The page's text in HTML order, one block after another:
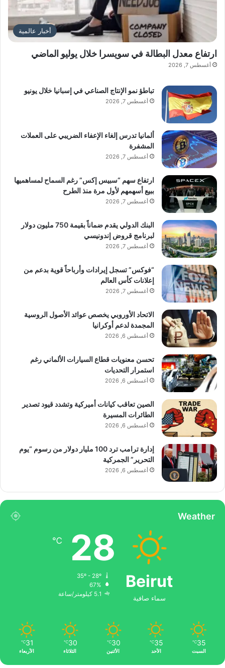
أخبار عالمية
ارتفاع معدل البطالة في سويسرا خلال يوليو الماضي
أغسطس 7, 2026
تباطؤ نمو الإنتاج الصناعي في إسبانيا خلال يونيو
أغسطس 7, 2026
ألمانيا تدرس إلغاء الإعفاء الضريبي على العملات
المشفرة
أغسطس 7, 2026
ارتفاع سهم “سبيس إكس” رغم السماح لمساهميها
ببيع أسهمهم لأول مرة منذ الطرح
أغسطس 7, 2026
البنك الدولي يقدم ضماناً بقيمة 750 مليون دولار
لبرنامج قروض إندونيسي
أغسطس 7, 2026
“فوكس” تسجل إيرادات وأرباحاً قوية بدعم من
إعلانات كأس العالم
أغسطس 7, 2026
الاتحاد الأوروبي يخصص عوائد الأصول الروسية
المجمدة لدعم أوكرانيا
أغسطس 6, 2026
تحسن معنويات قطاع السيارات الألماني رغم
استمرار التحديات
أغسطس 6, 2026
الصين تعاقب كيانات أميركية وتشدد قيود تصدير
الطائرات المسيرة
أغسطس 6, 2026
إدارة ترامب ترد 100 مليار دولار من رسوم “يوم
التحرير” الجمركية
أغسطس 6, 2026
Weather
Beirut
سماء صافية
28
℃
67%
5.1 كيلومتر/ساعة
35
℃
السبت
35
℃
الأحد
30
℃
الأثنين
30
℃
الثلاثاء
31
℃
الأربعاء